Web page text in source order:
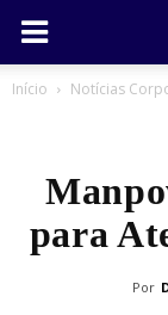
Início Notícias
para
Por